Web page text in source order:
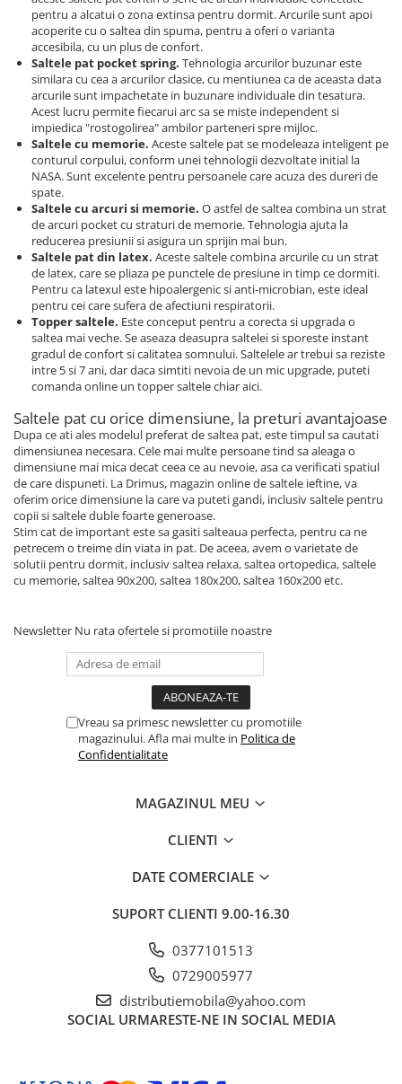
pentru a alcatui o zona extinsa pentru dormit. Arcurile sunt apoi
acoperite cu o saltea din spuma, pentru a oferi o varianta
accesibila, cu un plus de confort.
Saltele pat pocket spring. Tehnologia arcurilor buzunar este
similara cu cea a arcurilor clasice, cu mentiunea ca de aceasta data
arcurile sunt impachetate in buzunare individuale din tesatura.
Acest lucru permite fiecarui arc sa se miste independent si
impiedica "rostogolirea" ambilor parteneri spre mijloc.
Saltele cu memorie. Aceste saltele pat se modeleaza inteligent pe
conturul corpului, conform unei tehnologii dezvoltate initial la
NASA. Sunt excelente pentru persoanele care acuza des dureri de
spate.
Saltele cu arcuri si memorie. O astfel de saltea combina un strat
de arcuri pocket cu straturi de memorie. Tehnologia ajuta la
reducerea presiunii si asigura un sprijin mai bun.
Saltele pat din latex. Aceste saltele combina arcurile cu un strat
de latex, care se pliaza pe punctele de presiune in timp ce dormiti.
Pentru ca latexul este hipoalergenic si anti-microbian, este ideal
pentru cei care sufera de afectiuni respiratorii.
Topper saltele. Este conceput pentru a corecta si upgrada o
saltea mai veche. Se aseaza deasupra saltelei si sporeste instant
gradul de confort si calitatea somnului. Saltelele ar trebui sa reziste
intre 5 si 7 ani, dar daca simtiti nevoia de un mic upgrade, puteti
comanda online un topper saltele chiar aici.
Saltele pat cu orice dimensiune, la preturi avantajoase
Dupa ce ati ales modelul preferat de saltea pat, este timpul sa cautati
dimensiunea necesara. Cele mai multe persoane tind sa aleaga o
dimensiune mai mica decat ceea ce au nevoie, asa ca verificati spatiul
de care dispuneti. La Drimus, magazin online de saltele ieftine, va
oferim orice dimensiune la care va puteti gandi, inclusiv saltele pentru
copii si saltele duble foarte generoase.
Stim cat de important este sa gasiti salteaua perfecta, pentru ca ne
petrecem o treime din viata in pat. De aceea, avem o varietate de
solutii pentru dormit, inclusiv saltea relaxa, saltea ortopedica, saltele
cu memorie, saltea 90x200, saltea 180x200, saltea 160x200 etc.
Newsletter Nu rata ofertele si promotiile noastre
Vreau sa primesc newsletter cu promotiile
magazinului. Afla mai multe in Politica de
Confidentialitate
MAGAZINUL MEU
CLIENTI
DATE COMERCIALE
SUPORT CLIENTI 9.00-16.30
0377101513
0729005977
distributiemobila@yahoo.com
SOCIAL URMARESTE-NE IN SOCIAL MEDIA